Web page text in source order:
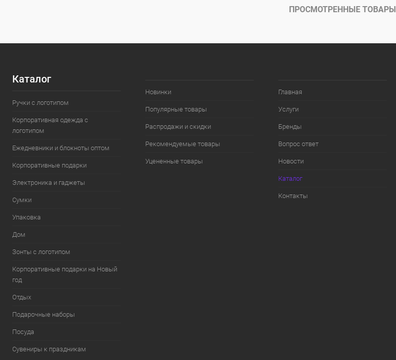
В наличии
ПРОСМОТРЕННЫЕ ТОВАРЫ
Каталог
Ручки с логотипом
Корпоративная одежда с
логотипом
Ежедневники и блокноты оптом
Корпоративные подарки
Электроника и гаджеты
Сумки
Упаковка
Дом
Зонты с логотипом
Корпоративные подарки на Новый
год
Отдых
Подарочные наборы
Посуда
Сувениры к праздникам
Новинки
Популярные товары
Распродажи и скидки
Рекомендуемые товары
Уцененные товары
Главная
Услуги
Бренды
Вопрос ответ
Новости
Каталог
Контакты